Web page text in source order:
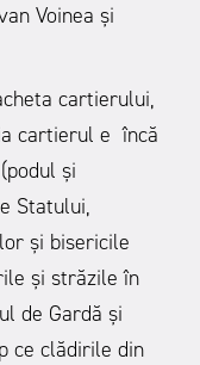
Voinea și
cartierului,
cartierul e încă
și
Statului,
și bisericile
și străzile în
de Gardă și
ce clădirile din